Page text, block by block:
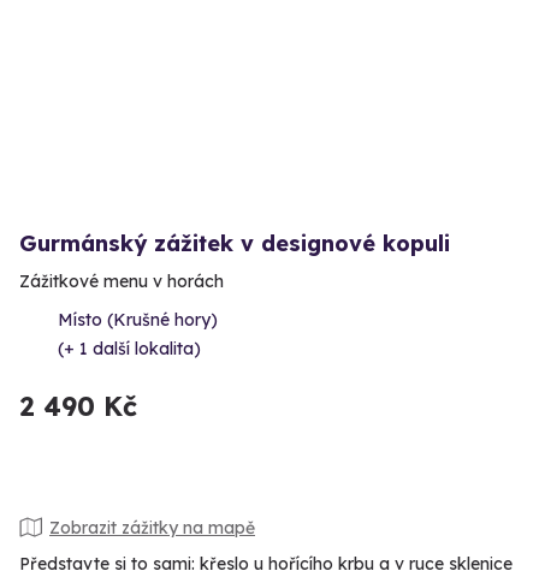
Gurmánský zážitek v designové kopuli
Zážitkové menu v horách
Místo (Krušné hory)
(+ 1 další lokalita)
2 490 Kč
Zobrazit zážitky na mapě
Představte si to sami: křeslo u hořícího krbu a v ruce sklenice